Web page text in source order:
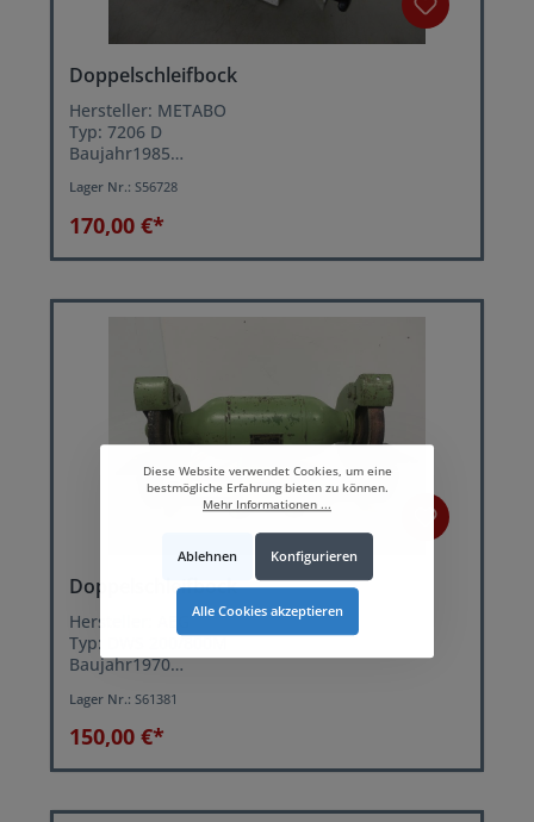
Doppelschleifbock
Hersteller: METABO
Typ: 7206 D
Baujahr1985
Drehzahl: 3000 U/min.
Motorleistung: 280 Watt
Netzanschluß: 380 Volt, 50 Hz
Lager Nr.: S56728
170,00 €*
Doppelschleifbock
Hersteller: AEG
Typ: DWS 200/800M
Baujahr1970
Motorleistung: 0,8 kW
Drehzahl: 3000 U/min.
Lager Nr.: S61381
150,00 €*
Diese Website verwendet Cookies, um eine
bestmögliche Erfahrung bieten zu können.
Mehr Informationen ...
Ablehnen Konfigurieren
Alle Cookies akzeptieren